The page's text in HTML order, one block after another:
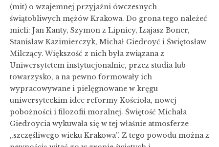
(mit) o wzajemnej przyjaźni ówczesnych
świątobliwych mężów Krakowa. Do grona tego należeć
mieli: Jan Kanty, Szymon z Lipnicy, Izajasz Boner,
Stanisław Kazimierczyk, Michał Giedroyć i Świętosław
Milczący. Większość z nich była związana z
Uniwersytetem instytucjonalnie, przez studia lub
towarzysko, a na pewno formowały ich
wypracowywane i pielęgnowane w kręgu
uniwersyteckim idee reformy Kościoła, nowej
pobożności i filozofii moralnej. Świętość Michała
Giedroycia wykuwała się w tej właśnie atmosferze
„szczęśliwego wieku Krakowa”. Z tego powodu można z